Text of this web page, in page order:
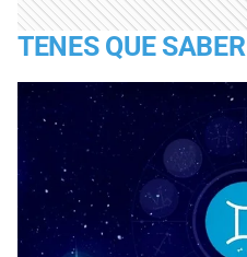
TENES QUE SABER